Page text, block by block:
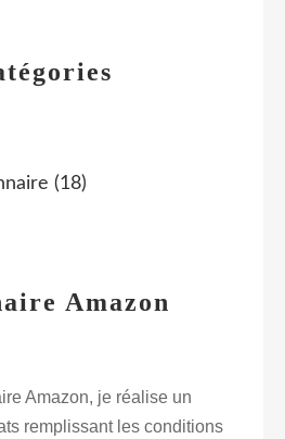
(18)
Amazon
Amazon, je réalise un
remplissant les conditions